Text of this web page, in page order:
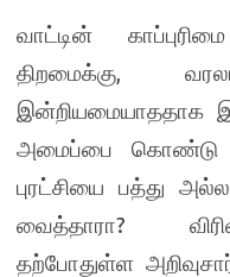
வாட்டின்
திறமைக்கு,
இன்றியமையாததாக
அமைப்பை கொண்டு
புரட்சியை பத்து
வைத்தாரா?
தற்போதுள்ள